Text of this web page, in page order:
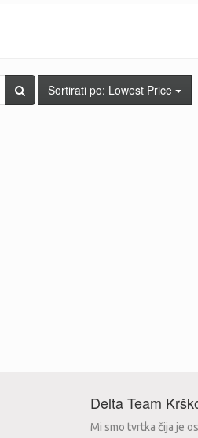
Sortirati po: Lowest Price
Delta Team
Mi smo tvrtka čija je